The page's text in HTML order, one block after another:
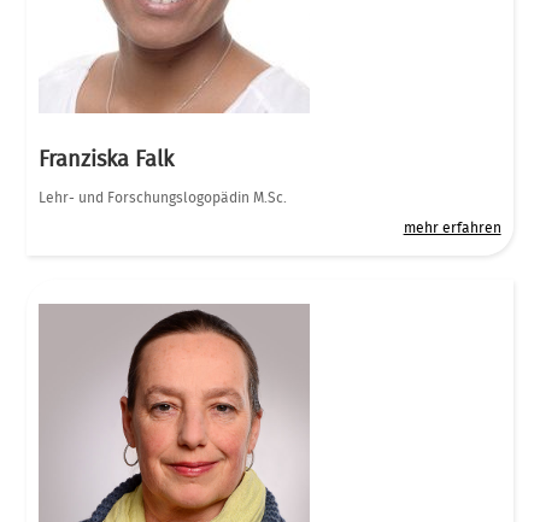
Franziska Falk
Lehr- und Forschungslogopädin M.Sc.
mehr erfahren